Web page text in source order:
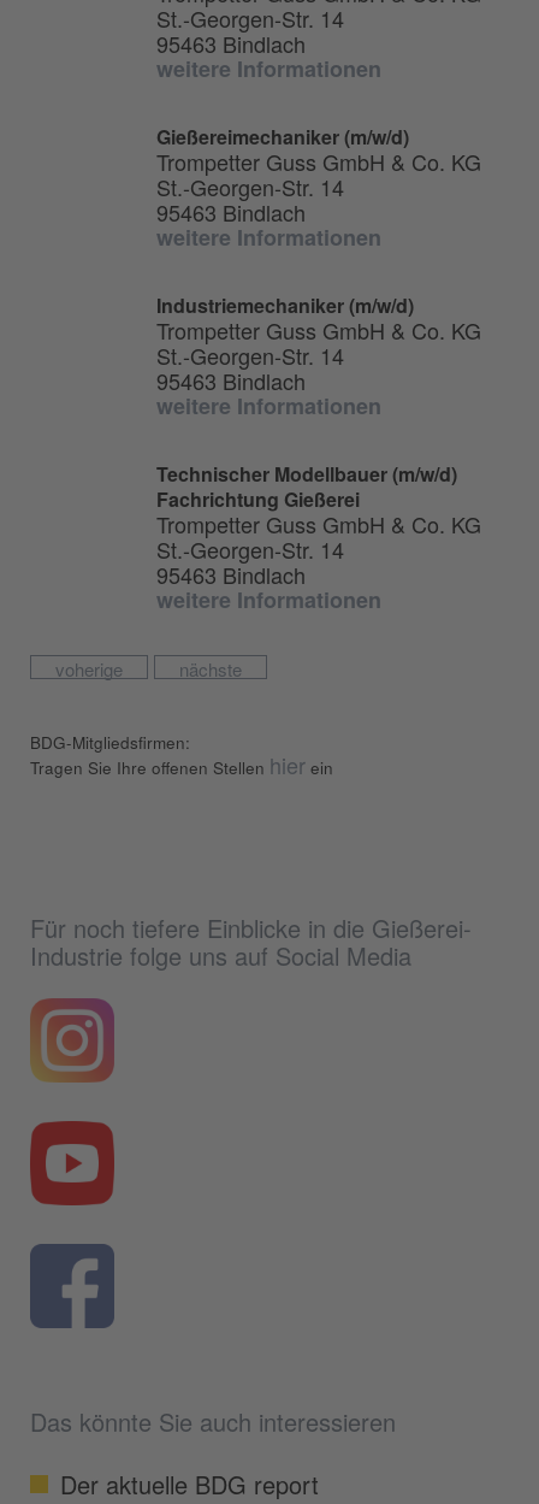
St.-Georgen-Str. 14
95463 Bindlach
weitere Informationen
Gießereimechaniker (m/w/d)
Trompetter Guss GmbH & Co. KG
St.-Georgen-Str. 14
95463 Bindlach
weitere Informationen
Industriemechaniker (m/w/d)
Trompetter Guss GmbH & Co. KG
St.-Georgen-Str. 14
95463 Bindlach
weitere Informationen
Technischer Modellbauer (m/w/d)
Fachrichtung Gießerei
Trompetter Guss GmbH & Co. KG
St.-Georgen-Str. 14
95463 Bindlach
weitere Informationen
voherige nächste
BDG-Mitgliedsfirmen:
Tragen Sie Ihre offenen Stellen hier ein
Für noch tiefere Einblicke in die Gießerei-
Industrie folge uns auf Social Media
Das könnte Sie auch interessieren
Der aktuelle BDG report